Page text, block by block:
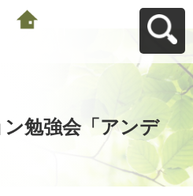
勉強会「アンデ